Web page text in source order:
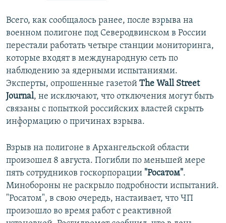
Всего, как сообщалось ранее, после взрыва на
военном полигоне под Северодвинском в России
перестали работать четыре станции мониторинга,
которые входят в международную сеть по
наблюдению за ядерными испытаниями.
Эксперты, опрошенные газетой The Wall Street
Journal, не исключают, что отключения могут быть
связаны с попыткой российских властей скрыть
информацию о причинах взрыва.
Взрыв на полигоне в Архангельской области
произошел 8 августа. Погибли по меньшей мере
пять сотрудников госкорпорации "Росатом".
Минобороны не раскрыло подробности испытаний.
"Росатом", в свою очередь, настаивает, что ЧП
произошло во время работ с реактивной